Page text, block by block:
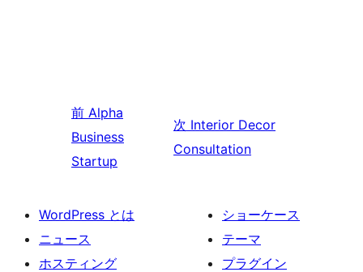
前 Alpha
Business
Startup
次 Interior Decor
Consultation
WordPress とは
ニュース
ホスティング
ショーケース
テーマ
プラグイン